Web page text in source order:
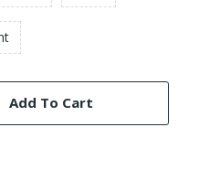
Add To Cart